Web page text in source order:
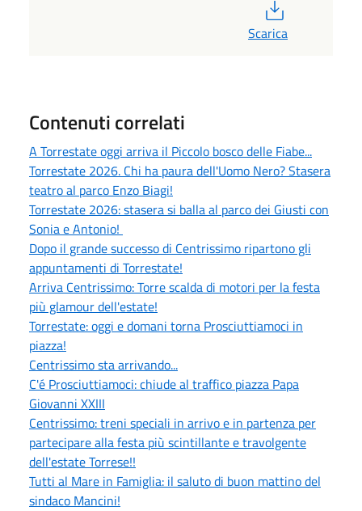
Scarica
Contenuti correlati
A Torrestate oggi arriva il Piccolo bosco delle Fiabe...
Torrestate 2026. Chi ha paura dell'Uomo Nero? Stasera
teatro al parco Enzo Biagi!
Torrestate 2026: stasera si balla al parco dei Giusti con
Sonia e Antonio!
Dopo il grande successo di Centrissimo ripartono gli
appuntamenti di Torrestate!
Arriva Centrissimo: Torre scalda di motori per la festa
più glamour dell'estate!
Torrestate: oggi e domani torna Prosciuttiamoci in
piazza!
Centrissimo sta arrivando...
C'é Prosciuttiamoci: chiude al traffico piazza Papa
Giovanni XXIII
Centrissimo: treni speciali in arrivo e in partenza per
partecipare alla festa più scintillante e travolgente
dell'estate Torrese!!
Tutti al Mare in Famiglia: il saluto di buon mattino del
sindaco Mancini!